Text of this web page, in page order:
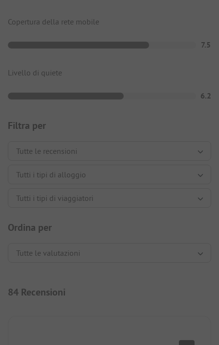
Copertura della rete mobile
7.5
Livello di quiete
6.2
Filtra per
Ordina per
84 Recensioni